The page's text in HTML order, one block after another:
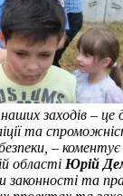
заходів – це
та
–
області Юрій
законності та